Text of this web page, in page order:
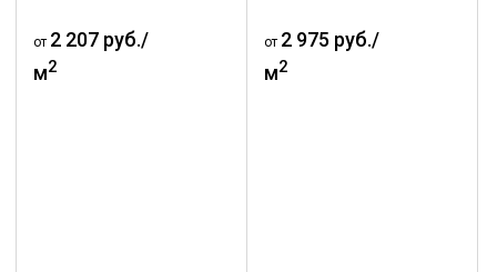
от 2 207 руб./
м2
от 2 975 руб./
м2